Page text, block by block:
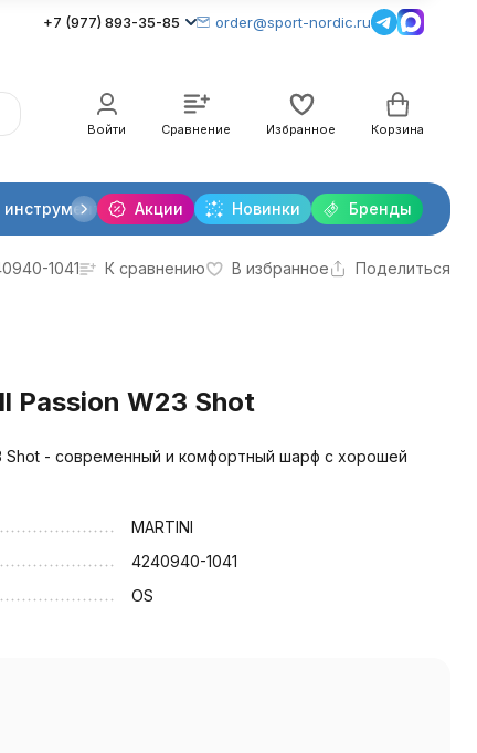
+7 (977) 893-35-85 order@sport-nordic.ru
Войти Сравнение Избранное Корзина
Акции Новинки Бренды
Крепления лыжные Очки и линзы
1041 К сравнению В избранное Поделиться
Passion W23 Shot
Shot - современный и комфортный шарф с хорошей
MARTINI
4240940-1041
OS